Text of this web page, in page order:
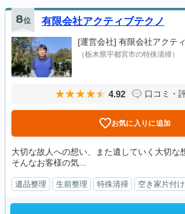
8位 有限会社アクティブテクノ
[運営会社] 有限会社アクテ
（栃木県宇都宮市の特殊清掃）
4.92 口コミ・
お気に入りに追加
大切な故人への想い、また遺していく大切な
そんなお客様の気...
遺品整理 生前整理 特殊清掃 空き家片付け